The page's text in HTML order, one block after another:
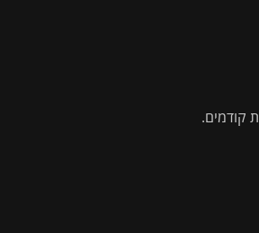
קודמים.